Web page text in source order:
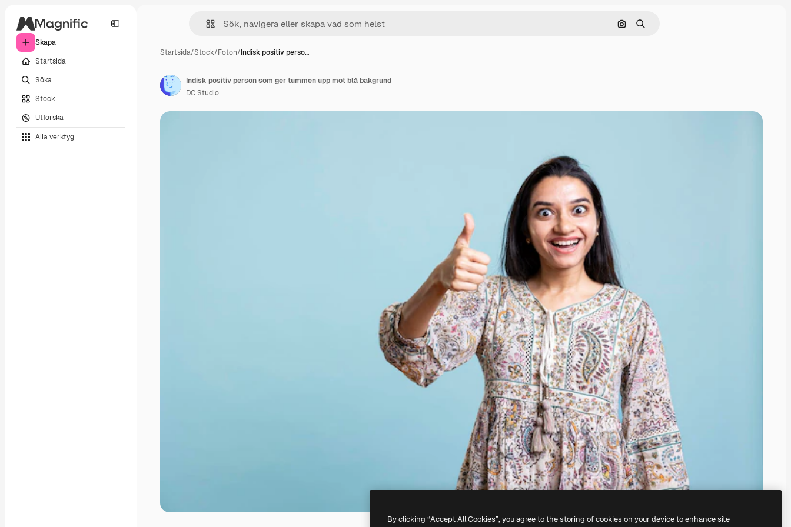
Skapa
Startsida
Söka
Stock
Utforska
Alla verktyg
Sök efter bild
Söka
Startsida/Stock/Foton/Indisk positiv perso…
Indisk positiv person som ger tummen upp mot blå bakgrund
DC Studio
By clicking “Accept All Cookies”, you agree to the storing of cookies on your device to enhance site